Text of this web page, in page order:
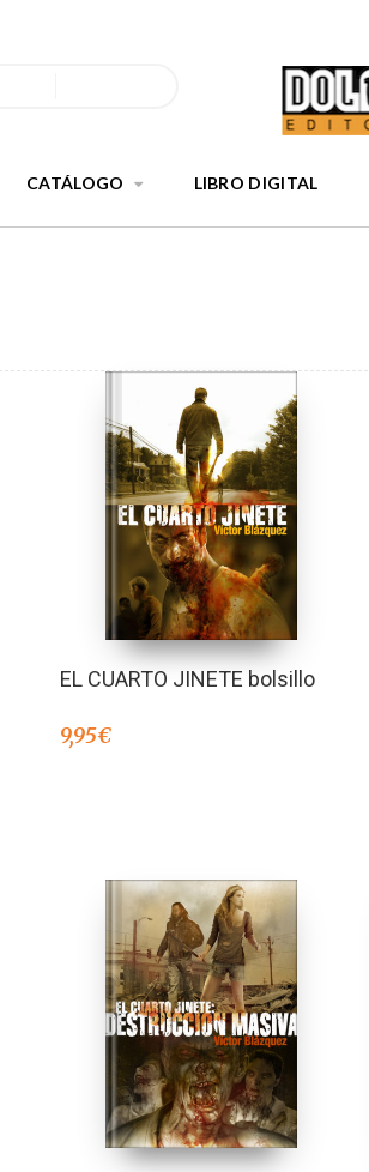
CATÁLOGO LIBRO DIGITAL
EL CUARTO JINETE bolsillo
9,95€